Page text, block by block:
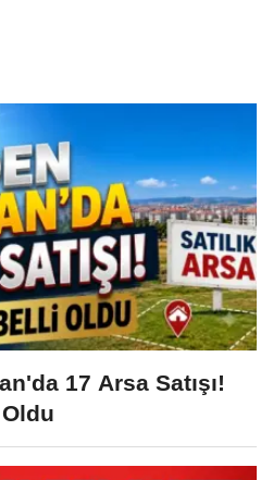
17 Arsa Satışı!